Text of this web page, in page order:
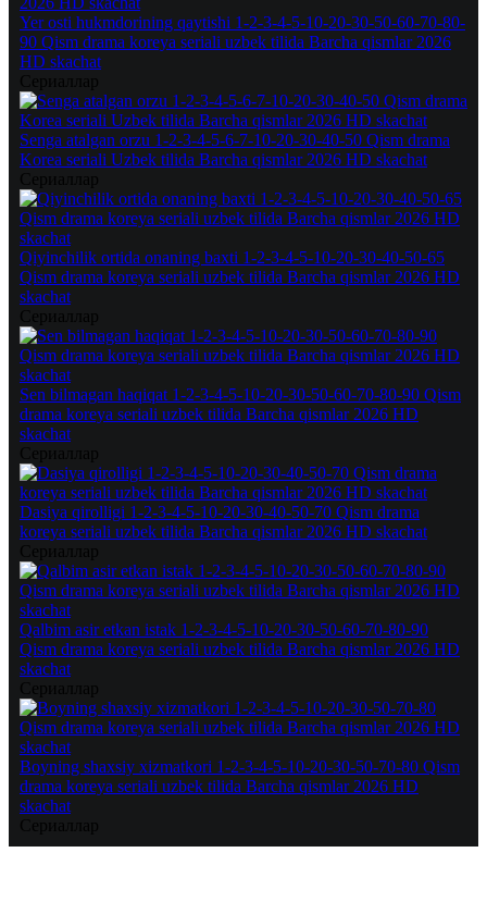
Yer osti hukmdorining qaytishi 1-2-3-4-5-10-20-30-50-60-70-80-
90 Qism drama koreya seriali uzbek tilida Barcha qismlar 2026
HD skachat
Senga atalgan orzu 1-2-3-4-5-6-7-10-20-30-40-50 Qism drama
Korea seriali Uzbek tilida Barcha qismlar 2026 HD skachat
Qiyinchilik ortida onaning baxti 1-2-3-4-5-10-20-30-40-50-65
Qism drama koreya seriali uzbek tilida Barcha qismlar 2026 HD
skachat
Sen bilmagan haqiqat 1-2-3-4-5-10-20-30-50-60-70-80-90 Qism
drama koreya seriali uzbek tilida Barcha qismlar 2026 HD
skachat
Dasiya qirolligi 1-2-3-4-5-10-20-30-40-50-70 Qism drama
koreya seriali uzbek tilida Barcha qismlar 2026 HD skachat
Qalbim asir etkan istak 1-2-3-4-5-10-20-30-50-60-70-80-90
Qism drama koreya seriali uzbek tilida Barcha qismlar 2026 HD
skachat
Boyning shaxsiy xizmatkori 1-2-3-4-5-10-20-30-50-70-80 Qism
drama koreya seriali uzbek tilida Barcha qismlar 2026 HD
skachat